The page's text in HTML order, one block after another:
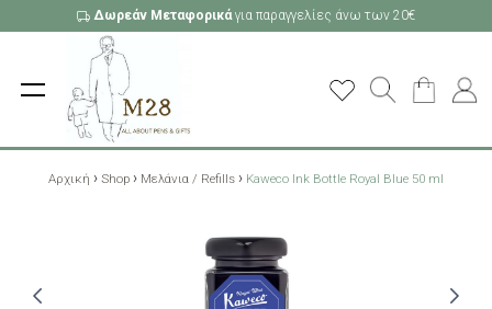
Δωρεάν Μεταφορικάγια παραγγελίες άνω των 20€
Αρχική › Shop › Μελάνια / Refills › Kaweco Ink Bottle Royal Blue 50 ml